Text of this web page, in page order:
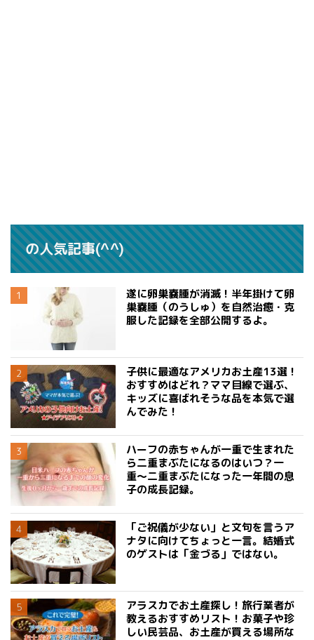
の人気記事(^^)
遂に卵巣嚢腫が消滅！半年掛けて卵
巣嚢腫（のうしゅ）を自然治癒・克
服した記録を全部公開するよ。
子供に最適なアメリカお土産13選！
おすすめはどれ？ママ目線で選ぶ、
キッズに喜ばれそうな品を本気で選
んでみた！
ハーフの赤ちゃんが一重で生まれた
ら二重まぶたになるのはいつ？一
重〜二重まぶたになった一年間の息
子の成長記録。
「ご祝儀が少ない」と文句を言うア
ナタに向けてちょっと一言。結婚式
のゲストは「金づる」ではない。
アラスカでお土産探し！旅行業者が
教えるおすすめリスト！お菓子や珍
しい民芸品、お土産が買える場所な